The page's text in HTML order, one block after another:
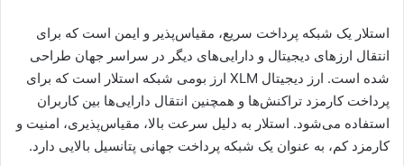
استلار یک شبکه پرداخت سریع، مقیاس‌پذیر و ایمن است که برای
انتقال ارزهای دیجیتال و دارایی‌های دیگر در سراسر جهان طراحی
شده است. ارز دیجیتال XLM ارز بومی شبکه استلار است که برای
پرداخت کارمزد تراکنش‌ها و همچنین انتقال دارایی‌ها بین کاربران
استفاده می‌شود. استلار به دلیل سرعت بالا، مقیاس‌پذیری، امنیت و
کارمزد کم، به عنوان یک شبکه پرداخت جهانی پتانسیل بالایی دارد.